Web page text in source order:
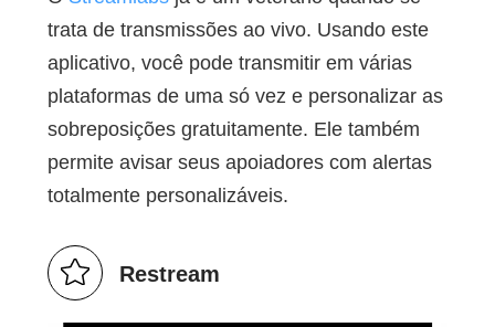
trata de transmissões ao vivo. Usando este
aplicativo, você pode transmitir em várias
plataformas de uma só vez e personalizar as
sobreposições gratuitamente. Ele também
permite avisar seus apoiadores com alertas
totalmente personalizáveis.
Restream